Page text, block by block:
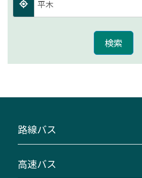
路線バス
主要停留所案内図・時刻表
高速バス